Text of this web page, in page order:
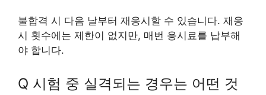
불합격 시 다음 날부터 재응시할 수 있습니다. 재응
시 횟수에는 제한이 없지만, 매번 응시료를 납부해
야 합니다.
Q 시험 중 실격되는 경우는 어떤 것